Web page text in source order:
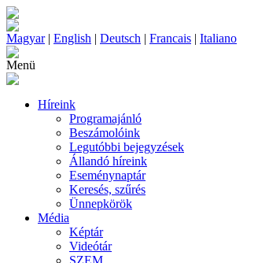
Magyar| English | Deutsch | Francais | Italiano
Menü
Híreink
Programajánló
Beszámolóink
Legutóbbi bejegyzések
Állandó híreink
Eseménynaptár
Keresés, szűrés
Ünnepkörök
Média
Képtár
Videótár
SZEM